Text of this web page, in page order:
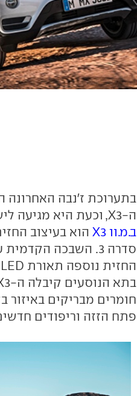
בתערוכת ז'נבה האחרונה
ה-X3, וכעת היא מגיעה לישראל. השינוי הבולט ביותר שעבר על
ב.מ.וו X3
הוא בעיצוב
סדרה 3. השבכה
חומרים מבריקים
פתח הזזה וריפודים